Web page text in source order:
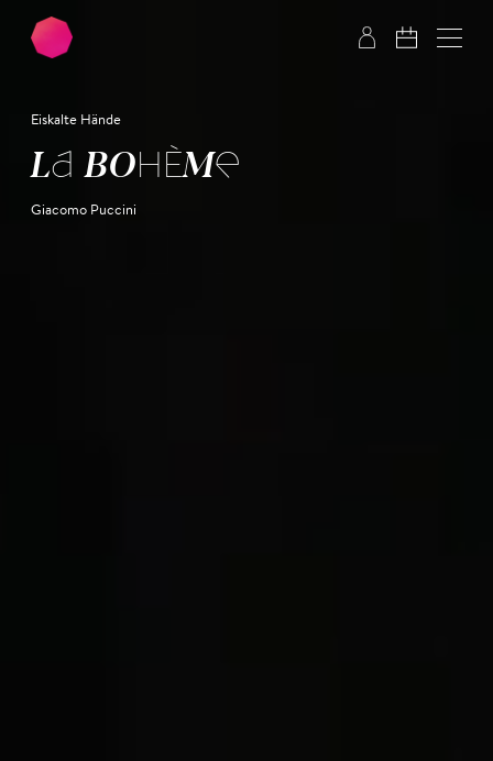
Zum Hauptinhalt springen Zum Footer springen
Eiskalte Hände
LA BOHÈME
Giacomo Puccini